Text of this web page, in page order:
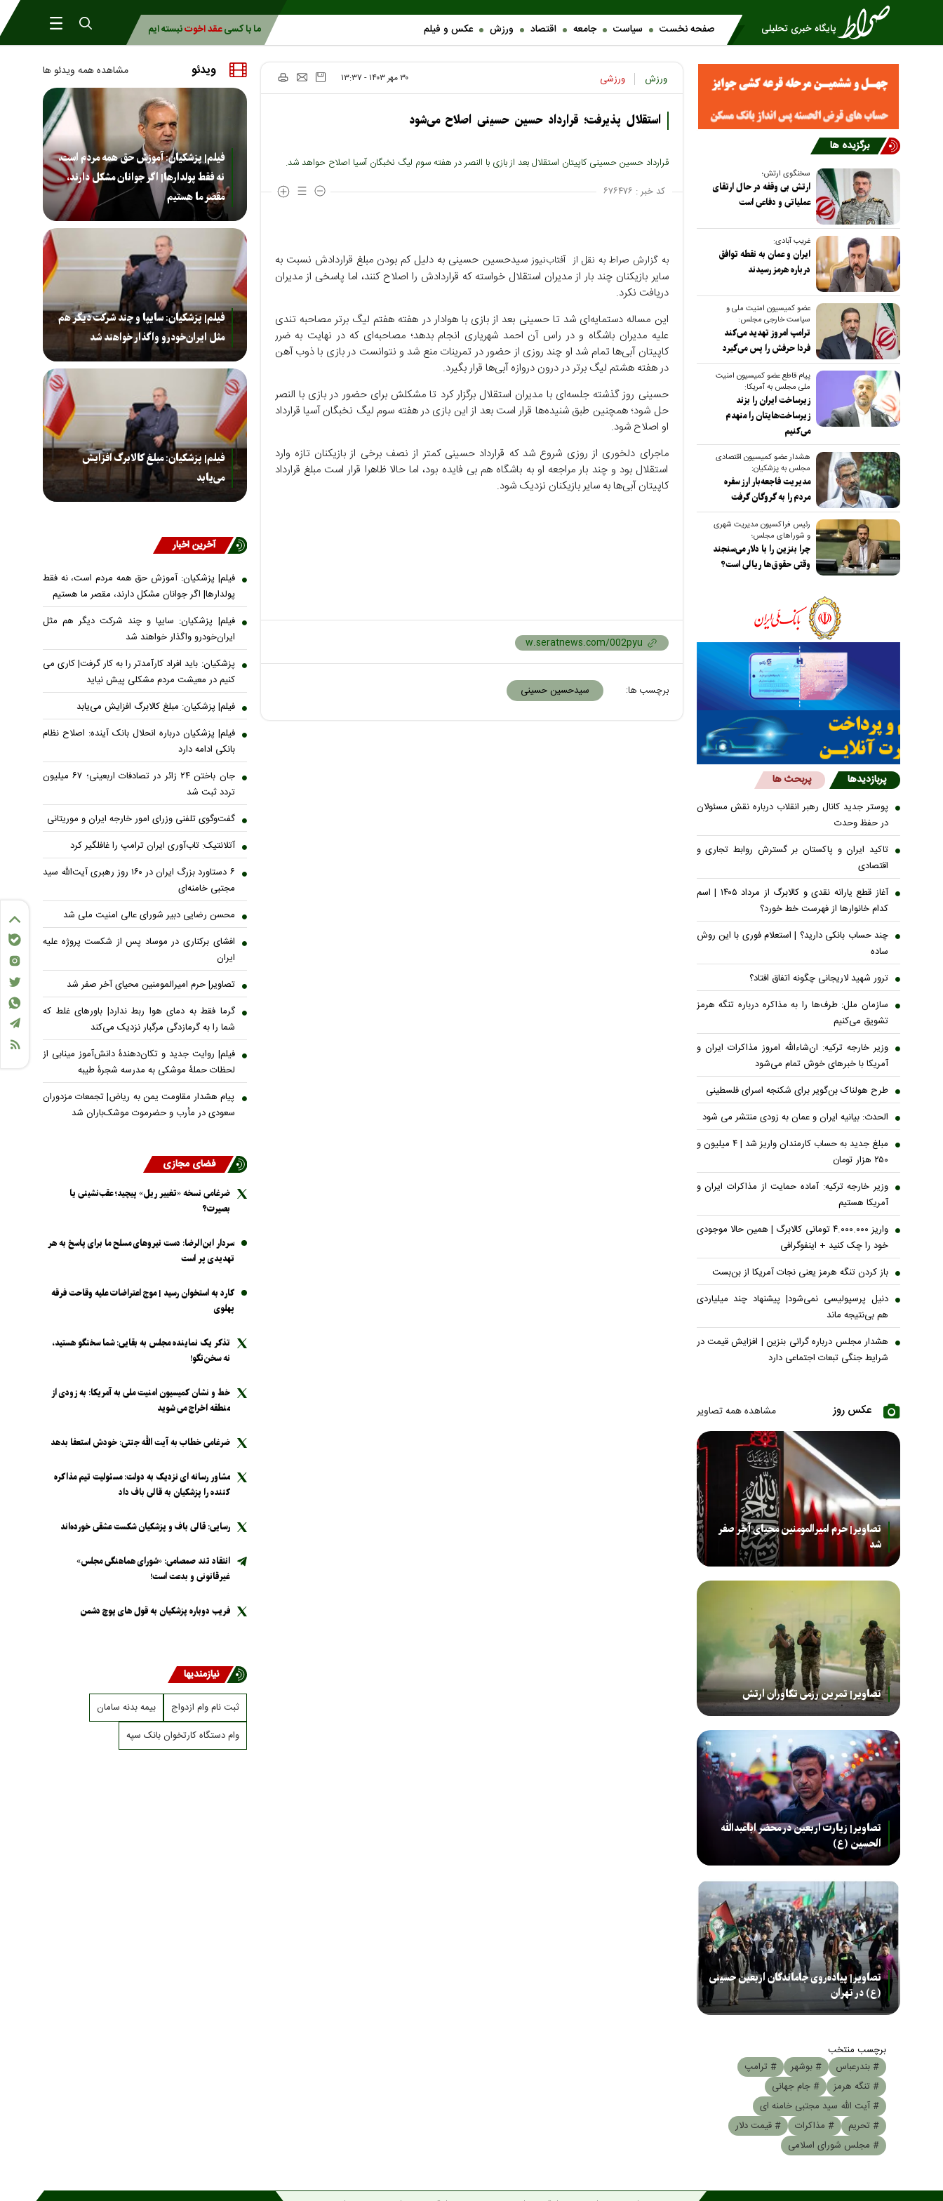
صفحه نخست سیاست جامعه اقتصاد ورزش عکس و فیلم ما با کسیعقد اخوتنبسته ایم
ورزش ورزشی ۳۰ مهر ۱۴۰۳ - ۱۳:۳۷
استقلال پذیرفت؛ قرارداد حسین حسینی اصلاح می‌شود
قرارداد حسین حسینی کاپیتان استقلال بعد از بازی با النصر در هفته سوم لیگ نخبگان آسیا اصلاح حواهد شد.
کد خبر : ۶۷۶۴۷۶
به گزارش صراط به نقل از آفتاب‌‌نیوزسیدحسین حسینی به دلیل کم بودن مبلغ قراردادش نسبت به
سایر بازیکنان چند بار از مدیران استقلال خواسته که قراردادش را اصلاح کنند، اما پاسخی از مدیران
دریافت نکرد.
این مساله دستمایه‌ای شد تا حسینی بعد از بازی با هوادار در هفته هفتم لیگ برتر مصاحبه تندی
علیه مدیران باشگاه و در راس آن احمد شهریاری انجام بدهد؛ مصاحبه‌ای که در نهایت به ضرر
کاپیتان آبی‌ها تمام شد او چند روزی از حضور در تمرینات منع شد و نتوانست در بازی با ذوب آهن
در هفته هشتم لیگ برتر در درون دروازه آبی‌ها قرار بگیرد.
حسینی روز گذشته جلسه‌ای با مدیران استقلال برگزار کرد تا مشکلش برای حضور در بازی با النصر
حل شود؛ همچنین طبق شنیده‌ها قرار است بعد از این بازی در هفته سوم لیگ نخبگان آسیا قرارداد
او اصلاح شود.
ماجرای دلخوری از روزی شروع شد که قرارداد حسینی کمتر از نصف برخی از بازیکنان تازه وارد
استقلال بود و چند بار مراجعه او به باشگاه هم بی فایده بود، اما حالا ظاهرا قرار است مبلغ قرارداد
کاپیتان آبی‌ها به سایر بازیکنان نزدیک شود.
برچسب ها: سیدحسین حسینی
برگزیده ها
سخنگوی ارتش؛
ارتش بی وقفه در حال ارتقای
عملیاتی و دفاعی است
غریب آبادی:
ایران و عمان به نقطه توافق
درباره هرمز رسیدند
عضو کمیسیون امنیت ملی و
سیاست خارجی مجلس:
ترامپ امروز تهدید می‌کند
فردا حرفش را پس می‌گیرد
پیام قاطع عضو کمیسیون امنیت
ملی مجلس به آمریکا:
زیرساخت ایران را بزند
زیرساخت‌هایتان را منهدم
می‌کنیم
هشدار عضو کمیسیون اقتصادی
مجلس به پزشکیان:
مدیریت فاجعه‌بار ارز سفره
مردم را به گروگان گرفت
رئیس فراکسیون مدیریت شهری
و شوراهای مجلس؛
چرا بنزین را با دلار می‌سنجند
وقتی حقوق‌ها ریالی است؟
پربازدیدها پربحث ها
پوستر جدید کانال رهبر انقلاب درباره نقش مسئولان
در حفظ وحدت
تاکید ایران و پاکستان بر گسترش روابط تجاری و
اقتصادی
آغاز قطع یارانه نقدی و کالابرگ از مرداد ۱۴۰۵ | اسم
کدام خانوار‌ها از فهرست خط خورد؟
چند حساب بانکی دارید؟ | استعلام فوری با این روش
ساده
ترور شهید لاریجانی چگونه اتفاق افتاد؟
سازمان ملل: طرف‌ها را به مذاکره درباره تنگه هرمز
تشویق می‌کنیم
وزیر خارجه ترکیه: ان‌شاءالله امروز مذاکرات ایران و
آمریکا با خبرهای خوش تمام می‌شود
طرح هولناک بن‌گویر برای شکنجه اسرای فلسطینی
الحدث: بیانیه ایران و عمان به زودی منتشر می شود
مبلغ جدید به حساب کارمندان واریز شد | ۴ میلیون و
۲۵۰ هزار تومان
وزیر خارجه ترکیه: آماده حمایت از مذاکرات ایران و
آمریکا هستیم
واریز ۴.۰۰۰.۰۰۰ تومانی کالابرگ | همین حالا موجودی
خود را چک کنید + اینفوگرافی
باز کردن تنگه هرمز یعنی نجات آمریکا از بن‌بست
دنیل پرسپولیسی نمی‌شود| پیشنهاد چند میلیاردی
هم بی‌نتیجه ماند
هشدار مجلس درباره گرانی بنزین | افزایش قیمت در
شرایط جنگی تبعات اجتماعی دارد
عکس روز مشاهده همه تصاویر
تصاویر| حرم امیرالمومنین محیای آخر صفر
شد
تصاویر| تمرین رزمی تکاوران ارتش
تصاویر| زیارت اربعین در محضر اباعبدالله
الحسین (ع)
تصاویر| پیاده‌روی جاماندگان اربعین حسینی
(ع) در تهران
برچسب منتخب
# بندرعباس
# بوشهر
# ترامپ
# تنگه هرمز
# جام جهانی
# آیت الله سید مجتبی خامنه ای
# تحریم
# مذاکرات
# قیمت دلار
# مجلس شورای اسلامی
ویدئو مشاهده همه ویدئو ها
فیلم| پزشکیان: آموزش حق همه مردم است،
نه فقط پولدارها| اگر جوانان مشکل دارند،
مقصر ما هستیم
فیلم| پزشکیان: سایپا و چند شرکت دیگر هم
مثل ایران‌خودرو واگذار خواهند شد
فیلم| پزشکیان: مبلغ کالابرگ افزایش
می‌یابد
آخرین اخبار
فیلم| پزشکیان: آموزش حق همه مردم است، نه فقط
پولدارها| اگر جوانان مشکل دارند، مقصر ما هستیم
فیلم| پزشکیان: سایپا و چند شرکت دیگر هم مثل
ایران‌خودرو واگذار خواهند شد
پزشکیان: باید افراد کارآمدتر را به کار گرفت| کاری می
کنیم در معیشت مردم مشکلی پیش نیاید
فیلم| پزشکیان: مبلغ کالابرگ افزایش می‌یابد
فیلم| پزشکیان درباره انحلال بانک آینده: اصلاح نظام
بانکی ادامه دارد
جان باختن ۲۴ زائر در تصادفات اربعینی؛ ۶۷ میلیون
تردد ثبت شد
گفت‌وگوی تلفنی وزرای امور خارجه ایران و موریتانی
آتلانتیک: تاب‌آوری ایران ترامپ را غافلگیر کرد
۶ دستاورد بزرگ ایران در ۱۶۰ روز رهبری آیت‌الله سید
مجتبی خامنه‌ای
محسن رضایی دبیر شورای عالی امنیت ملی شد
افشای برکناری در موساد پس از شکست پروژه علیه
ایران
تصاویر| حرم امیرالمومنین محیای آخر صفر شد
گرما فقط به دمای هوا ربط ندارد| باورهای غلط که
شما را به گرمازدگی مرگبار نزدیک می‌کند
فیلم| روایت جدید و تکان‌دهندۀ دانش‌آموز مینابی از
لحظات حملۀ موشکی به مدرسه شجرۀ طیبه
پیام هشدار مقاومت یمن به ریاض| تجمعات مزدوران
سعودی در مأرب و حضرموت موشک‌باران شد
فضای مجازی
ضرغامی نسخه «تغییر ریل» پیچید؛ عقب‌نشینی یا
بصیرت؟
سردار ابن‌الرضا: دست نیرو‌های مسلح ما برای پاسخ به هر
تهدیدی پر است
کارد به استخوان رسید | موج اعتراضات علیه وقاحت فرقه
پهلوی
تذکر یک نماینده مجلس به بقایی: شما سخنگو هستید،
نه سخن‌نگو!
خط و نشان کمیسیون امنیت ملی به آمریکا: به زودی از
منطقه اخراج می شوید
ضرغامی خطاب به آیت الله جنتی: خودش استعفا بدهد
مشاور رسانه ای نزدیک به دولت: مسئولیت تیم مذاکره
کننده را پزشکیان به قالی باف داد
رسایی: قالی باف و پزشکیان شکست عشقی خورده‌اند
انتقاد تند صمصامی: «شورای هماهنگی مجلس»
غیرقانونی و بدعت است!
فریب دوباره پزشکیان به قول های پوچ دشمن
نیازمندیها
ثبت نام وام ازدواج
بیمه بدنه سامان
وام دستگاه کارتخوان بانک سپه